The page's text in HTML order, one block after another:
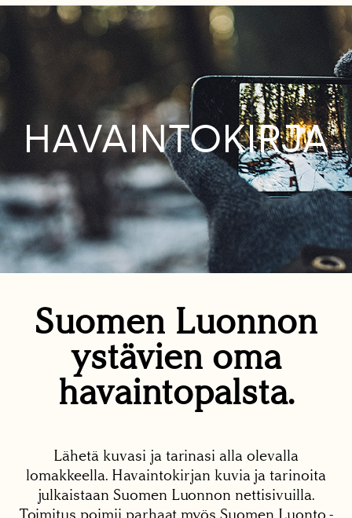
HAVAINTOKIRJA
Suomen Luonnon
ystävien oma
havaintopalsta.
Lähetä kuvasi ja tarinasi alla olevalla
lomakkeella. Havaintokirjan kuvia ja tarinoita
julkaistaan Suomen Luonnon nettisivuilla.